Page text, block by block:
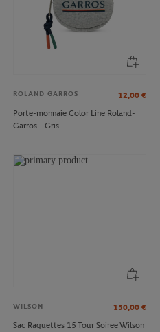
ROLAND GARROS 12,00 €
Porte-monnaie Color Line Roland-
Garros - Gris
WILSON 150,00 €
Sac Raquettes 15 Tour Soiree Wilson